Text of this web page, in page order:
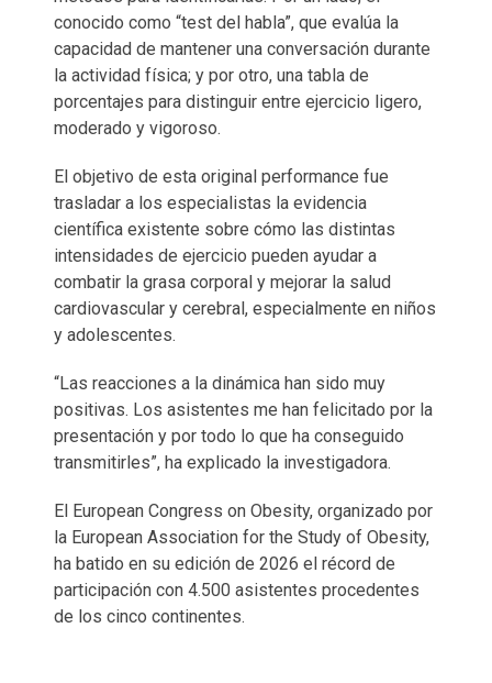
conocido como “test del habla”, que evalúa la
capacidad de mantener una conversación durante
la actividad física; y por otro, una tabla de
porcentajes para distinguir entre ejercicio ligero,
moderado y vigoroso.
El objetivo de esta original performance fue
trasladar a los especialistas la evidencia
científica existente sobre cómo las distintas
intensidades de ejercicio pueden ayudar a
combatir la grasa corporal y mejorar la salud
cardiovascular y cerebral, especialmente en niños
y adolescentes.
“Las reacciones a la dinámica han sido muy
positivas. Los asistentes me han felicitado por la
presentación y por todo lo que ha conseguido
transmitirles”, ha explicado la investigadora.
El European Congress on Obesity, organizado por
la European Association for the Study of Obesity,
ha batido en su edición de 2026 el récord de
participación con 4.500 asistentes procedentes
de los cinco continentes.